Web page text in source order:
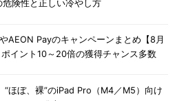
危険性と正しい冷やし方
AEON Payのキャンペーンまとめ【8月
イント10～20倍の獲得チャンス多数
“ほぼ、裸”のiPad Pro（M4／M5）向け